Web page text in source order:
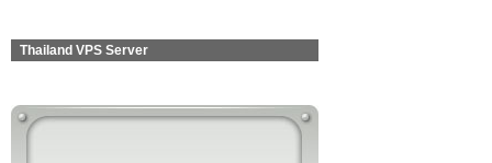
Thailand VPS Server